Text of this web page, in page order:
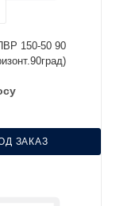
150-50 90
ЗАКАЗ